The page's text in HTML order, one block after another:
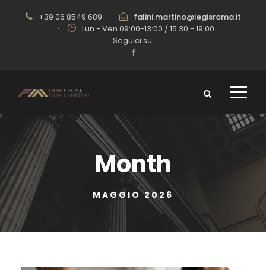
+39 06 8549 689 ·
falini.martino@legisroma.it
·
Lun - Ven 09:00-13:00 / 15.30 - 19.00
Seguici su:
Month
MAGGIO 2026